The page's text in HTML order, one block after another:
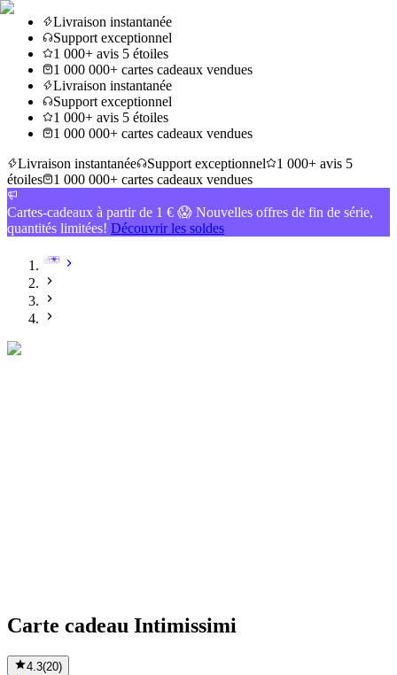
Livraison instantanée
Support exceptionnel
1 000+ avis 5 étoiles
1 000 000+ cartes cadeaux vendues
Livraison instantanée
Support exceptionnel
1 000+ avis 5 étoiles
1 000 000+ cartes cadeaux vendues
Livraison instantanée
Support exceptionnel
1 000+ avis 5
étoiles
1 000 000+ cartes cadeaux vendues
Cartes-cadeaux à partir de 1 € 😱 Nouvelles offres de fin de série,
quantités limitées! Découvrir les soldes
Carte cadeau Intimissimi
4.3(20)